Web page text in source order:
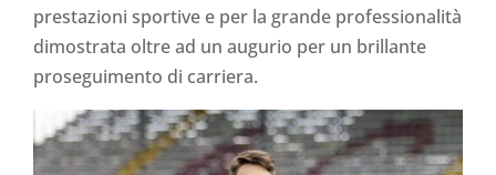
prestazioni sportive e per la grande professionalità
dimostrata oltre ad un augurio per un brillante
proseguimento di carriera.